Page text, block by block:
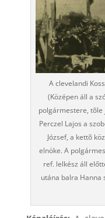
A clevelandi
(Középen áll a
polgármestere, tõle
Perczel Lajos a
József, a kettõ
elnöke. A
ref. lelkész áll
utána balra Hanna